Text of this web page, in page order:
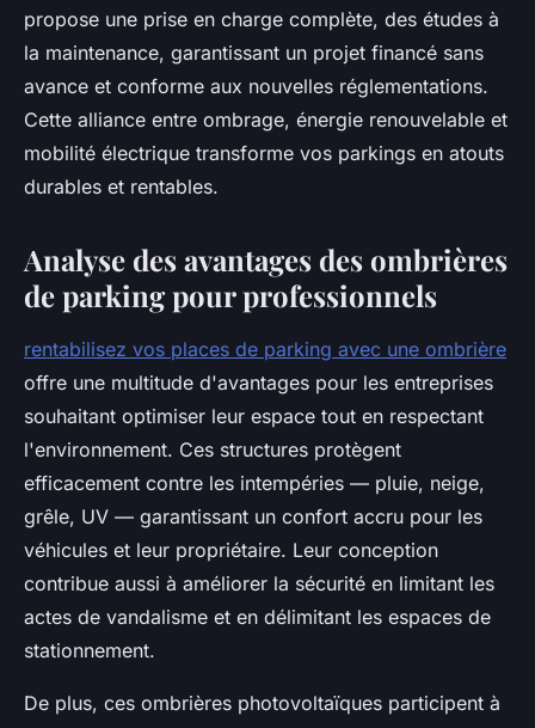
propose une prise en charge complète, des études à
la maintenance, garantissant un projet financé sans
avance et conforme aux nouvelles réglementations.
Cette alliance entre ombrage, énergie renouvelable et
mobilité électrique transforme vos parkings en atouts
durables et rentables.
Analyse des avantages des ombrières
de parking pour professionnels
rentabilisez vos places de parking avec une ombrière
offre une multitude d'avantages pour les entreprises
souhaitant optimiser leur espace tout en respectant
l'environnement. Ces structures protègent
efficacement contre les intempéries — pluie, neige,
grêle, UV — garantissant un confort accru pour les
véhicules et leur propriétaire. Leur conception
contribue aussi à améliorer la sécurité en limitant les
actes de vandalisme et en délimitant les espaces de
stationnement.
De plus, ces ombrières photovoltaïques participent à